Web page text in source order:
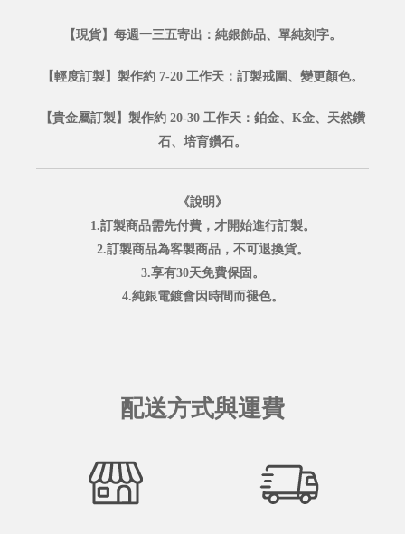
【現貨】每週一三五寄出：純銀飾品、單純刻字。
【輕度訂製】製作約 7-20 工作天：訂製戒圍、變更顏色。
【貴金屬訂製】製作約 20-30 工作天：鉑金、K金、天然鑽
石、培育鑽石。
《說明》
1.訂製商品需先付費，才開始進行訂製。
2.訂製商品為客製商品，不可退換貨。
3.享有30天免費保固。
4.純銀電鍍會因時間而褪色。
配送方式與運費